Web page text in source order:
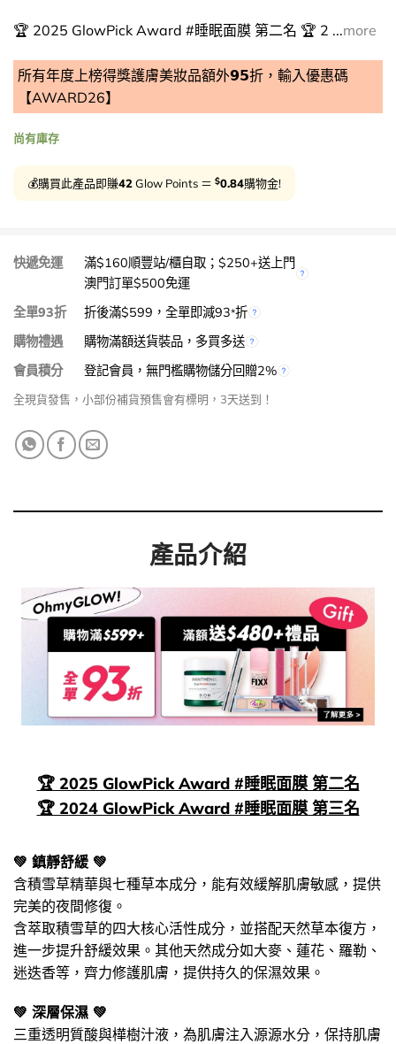
🏆 2025 GlowPick Award #睡眠面膜 第二名 🏆 2 ...more
所有年度上榜得獎護膚美妝品額外𝟵𝟱折，輸入優惠碼
【AWARD26】
尚有庫存
💰購買此產品即賺42Glow Points ＝ $0.84購物金!
快遞免運
滿$160順豐站/櫃自取；$250+送上門
澳門訂單$500免運
全單93折
折後滿$599，全單即減93*折
購物禮遇
購物滿額送貨裝品，多買多送
會員積分
登記會員，無門檻購物儲分回贈2%
全現貨發售，小部份補貨預售會有標明，3天送到！
產品介紹
🏆 2025 GlowPick Award #睡眠面膜 第二名
🏆 2024 GlowPick Award #睡眠面膜 第三名
💚 鎮靜舒緩 💚
含積雪草精華與七種草本成分，能有效緩解肌膚敏感，提供
完美的夜間修復。
含萃取積雪草的四大核心活性成分，並搭配天然草本復方，
進一步提升舒緩效果。其他天然成分如大麥、蓮花、羅勒、
迷迭香等，齊力修護肌膚，提供持久的保濕效果。
💚 深層保濕 💚
三重透明質酸與樺樹汁液，為肌膚注入源源水分，保持肌膚